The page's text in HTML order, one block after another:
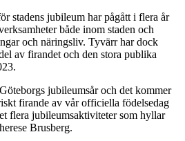
stadens jubileum har pågått i flera år
både inom staden och
och näringsliv. Tyvärr har dock
av firandet och den stora publika
jubileumsår och det kommer
firande av vår officiella födelsedag
flera jubileumsaktiviteter som hyllar
Brusberg.